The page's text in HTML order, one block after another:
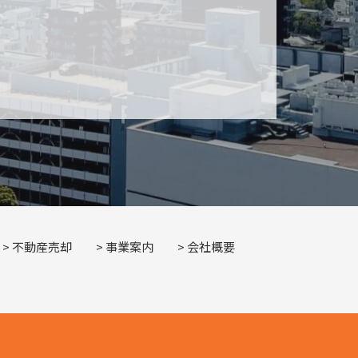
不動産売却 事業案内 会社概要